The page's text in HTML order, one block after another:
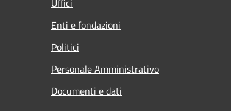
Enti e fondazioni
Politici
Personale Amministrativo
Documenti e dati